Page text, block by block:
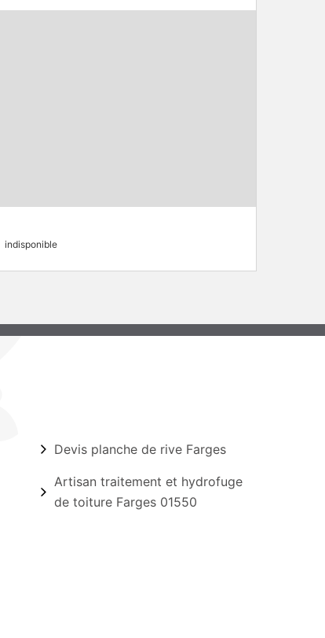
indisponible
Devis planche de rive Farges
Artisan traitement et hydrofuge
de toiture Farges 01550